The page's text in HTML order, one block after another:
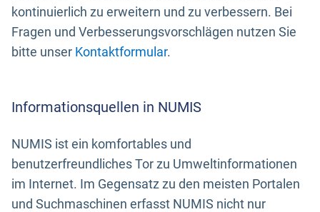
kontinuierlich zu erweitern und zu verbessern. Bei
Fragen und Verbesserungsvorschlägen nutzen Sie
bitte unser Kontaktformular.
Informationsquellen in NUMIS
NUMIS ist ein komfortables und
benutzerfreundliches Tor zu Umweltinformationen
im Internet. Im Gegensatz zu den meisten Portalen
und Suchmaschinen erfasst NUMIS nicht nur